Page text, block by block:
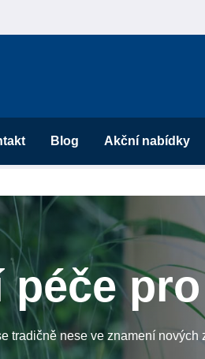
Blog Akční nabídky
péče
tradičně nese ve znamení